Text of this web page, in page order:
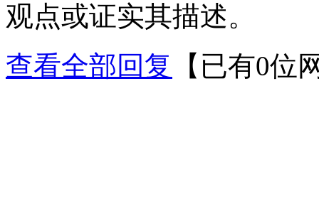
观点或证实其描述。
查看全部回复
【已有0位